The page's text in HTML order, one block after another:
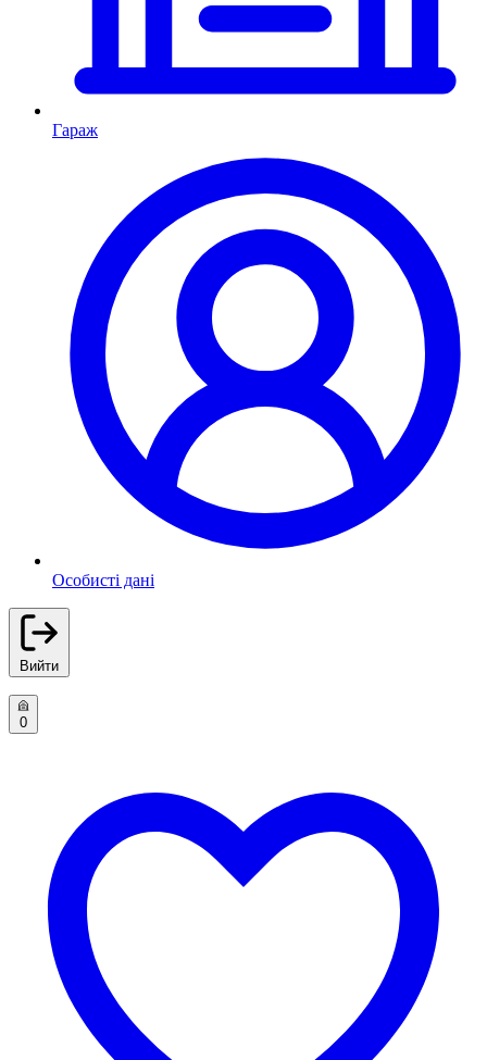
Гараж
Особисті дані
Вийти
0